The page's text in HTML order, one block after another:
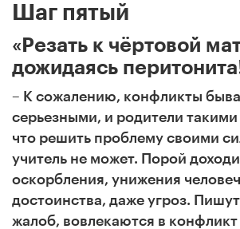
Шаг пятый
«Резать к чёртовой
дожидаясь
– К сожалению, конфликты
серьезными, и родители
что решить проблему своими
учитель не может. Порой
оскорбления, унижения
достоинства, даже угроз.
жалоб, вовлекаются в конфликт